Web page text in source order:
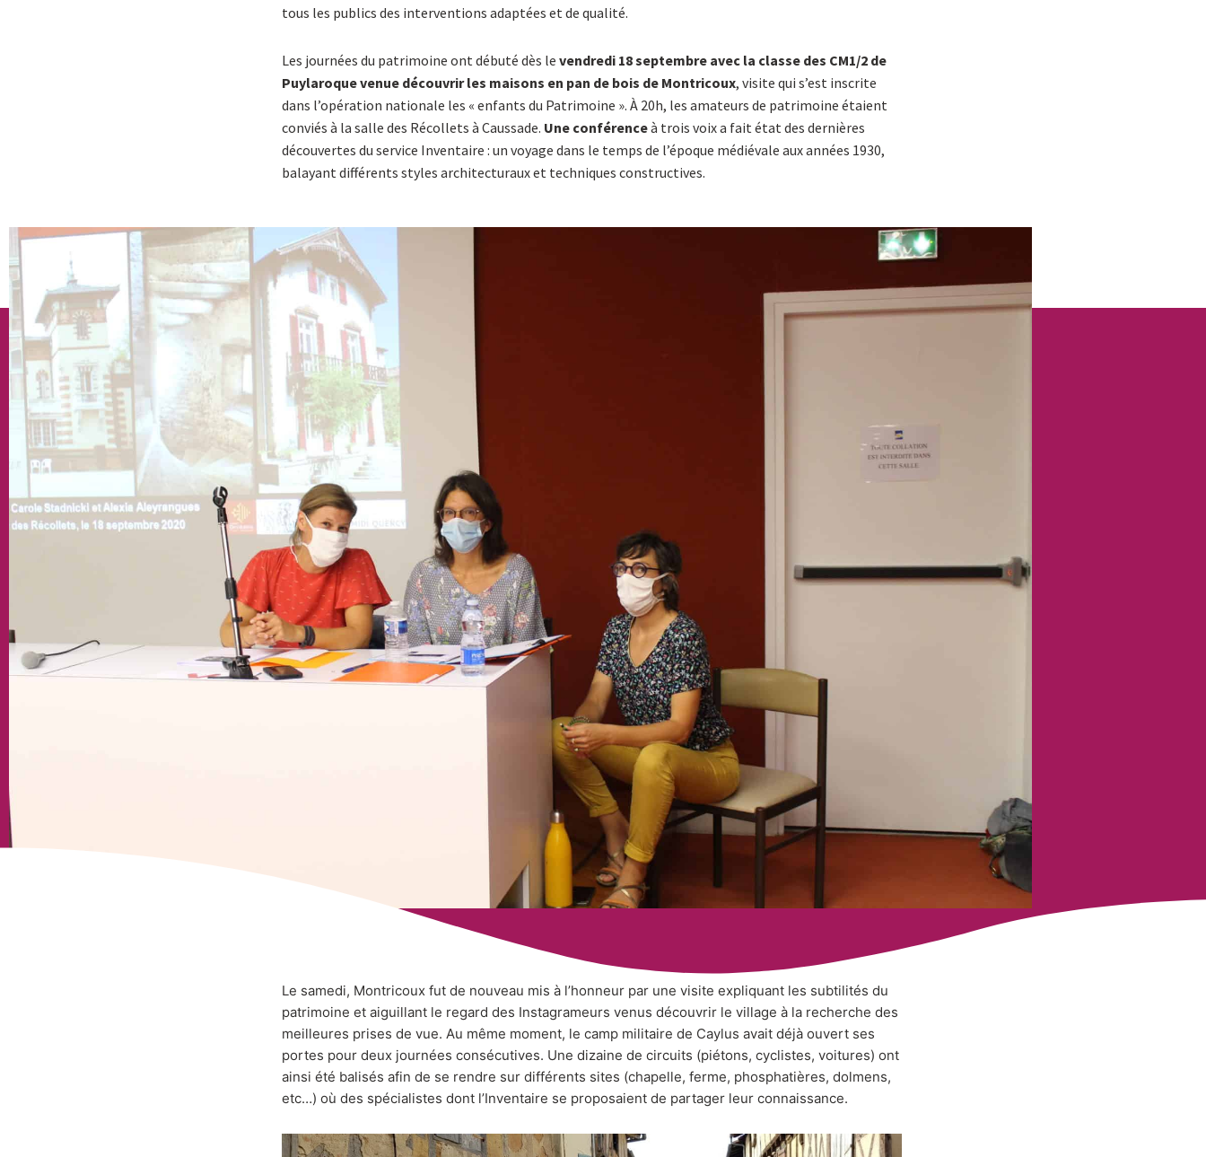
tous les publics des interventions adaptées et de qualité.
Les journées du patrimoine ont débuté dès le vendredi 18 septembre avec la classe des CM1/2 de
Puylaroque venue découvrir les maisons en pan de bois de Montricoux, visite qui s’est inscrite
dans l’opération nationale les « enfants du Patrimoine ». À 20h, les amateurs de patrimoine étaient
conviés à la salle des Récollets à Caussade. Une conférenceà trois voix a fait état des dernières
découvertes du service Inventaire : un voyage dans le temps de l’époque médiévale aux années 1930,
balayant différents styles architecturaux et techniques constructives.
Le samedi, Montricoux fut de nouveau mis à l’honneur par une visite expliquant les subtilités du
patrimoine et aiguillant le regard des Instagrameurs venus découvrir le village à la recherche des
meilleures prises de vue. Au même moment, le camp militaire de Caylus avait déjà ouvert ses
portes pour deux journées consécutives. Une dizaine de circuits (piétons, cyclistes, voitures) ont
ainsi été balisés afin de se rendre sur différents sites (chapelle, ferme, phosphatières, dolmens,
etc…) où des spécialistes dont l’Inventaire se proposaient de partager leur connaissance.